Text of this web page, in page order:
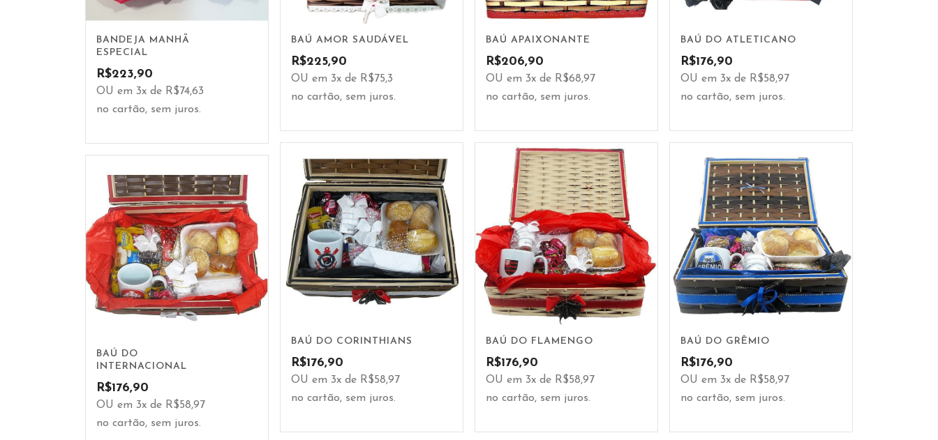
BANDEJA MANHÃ
ESPECIAL
R$223,90
OU em 3x de R$74,63
no cartão, sem juros.
BAÚ AMOR SAUDÁVEL
R$225,90
OU em 3x de R$75,3
no cartão, sem juros.
BAÚ APAIXONANTE
R$206,90
OU em 3x de R$68,97
no cartão, sem juros.
BAÚ DO ATLETICANO
R$176,90
OU em 3x de R$58,97
no cartão, sem juros.
BAÚ DO CORINTHIANS
R$176,90
OU em 3x de R$58,97
no cartão, sem juros.
BAÚ DO FLAMENGO
R$176,90
OU em 3x de R$58,97
no cartão, sem juros.
BAÚ DO GRÊMIO
R$176,90
OU em 3x de R$58,97
no cartão, sem juros.
BAÚ DO
INTERNACIONAL
R$176,90
OU em 3x de R$58,97
no cartão, sem juros.